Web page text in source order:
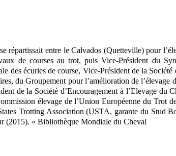
répartissait entre le Calvados (Quetteville) pour
de courses au trot, puis Vice-Président du
des écuries de course, Vice-Président de la Société
du Groupement pour l’amélioration de l’élevage
de la Société d’Encouragement à l’Elevage du
élevage de l’Union Européenne du Trot
Trotting Association (USTA, garante du Stud
(2015). » Bibliothèque Mondiale du Cheval